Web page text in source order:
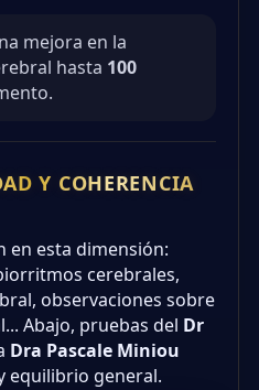
mejora en la
hasta 100
Y COHERENCIA
en esta dimensión:
cerebrales,
observaciones sobre
Abajo, pruebas del Dr
Dra Pascale Miniou
equilibrio general.